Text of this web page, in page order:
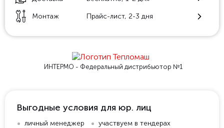
Монтаж Прайс-лист, 2-3 дня
ИНТЕРМО - Федеральный дистрибьютор №1
Выгодные условия для юр. лиц
личный менеджер
участвуем в тендерах